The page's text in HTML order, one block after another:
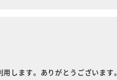
します。ありがとうございます。